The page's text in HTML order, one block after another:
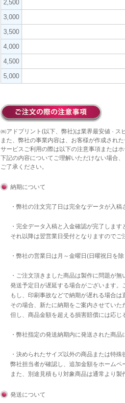
2,500
3,000
3,500
4,000
4,500
5,000
㈱アドプリント(以下、弊社)は業界最安値 ·
また、弊社の事業内容は、お客様が作成され
サービスご利用の際は以下の注意事項または
下記の内容についてご理解いただけない場合
ご了承ください。
納期について
・弊社の注文完了日は完全なデータが入
・完全データ入稿と入金確認が完了しま
それ以降は翌営業日受付となりますのでご
・弊社の営業日は月～金曜日(日曜祝日を
・ご注文頂きました商品は製作に問題が
発送予定日が遅延する場合がございます
もし、印刷事故などで納期が遅れる場合
その場合、新たに納期をご案内させてい
但し、商品金額を超える損害賠償には応
・弊社指定の発送納期内に発送された商
・決められたサイズ以外の商品または特
弊社担当者が確認し、追加金額をホーム
また、別途見積もり対象商品は通常より
発送について